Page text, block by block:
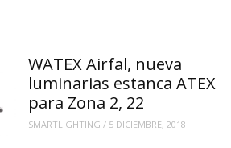
WATEX Airfal, nueva
luminarias estanca ATEX
para Zona 2, 22
SMARTLIGHTING / 5 DICIEMBRE, 2018